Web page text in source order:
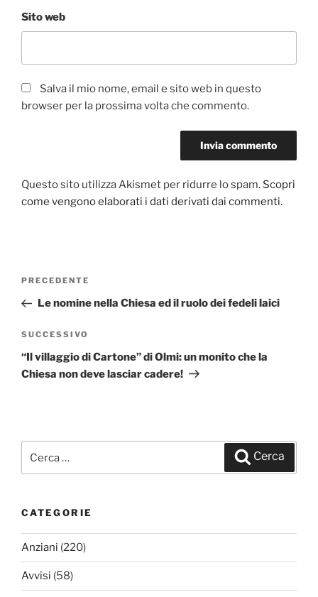
Sito web
Salva il mio nome, email e sito web in questo
browser per la prossima volta che commento.
Questo sito utilizza Akismet per ridurre lo spam. Scopri
come vengono elaborati i dati derivati dai commenti.
Navigazione
Articolo
precedente:
PRECEDENTE
Le nomine nella Chiesa ed il ruolo dei fedeli laici
Articolo
successivo
SUCCESSIVO
“Il villaggio di Cartone” di Olmi: un monito che la
Chiesa non deve lasciar cadere!
Cerca
CATEGORIE
Anziani (220)
Avvisi (58)